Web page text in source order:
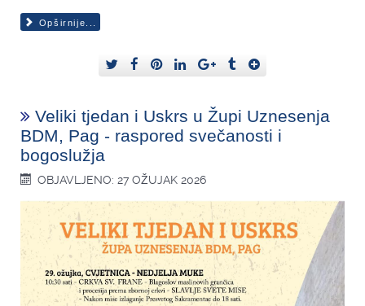
Opširnije...
Veliki tjedan i Uskrs u Župi Uznesenja
BDM, Pag - raspored svečanosti i
bogoslužja
OBJAVLJENO: 27 OŽUJAK 2026